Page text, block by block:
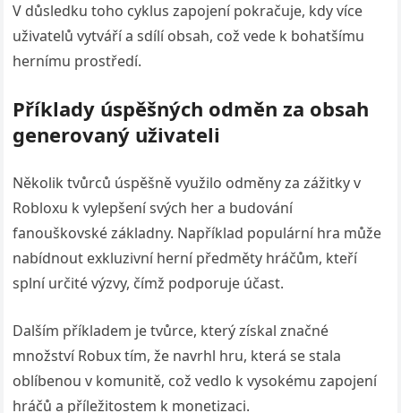
V důsledku toho cyklus zapojení pokračuje, kdy více
uživatelů vytváří a sdílí obsah, což vede k bohatšímu
hernímu prostředí.
Příklady úspěšných odměn za obsah
generovaný uživateli
Několik tvůrců úspěšně využilo odměny za zážitky v
Robloxu k vylepšení svých her a budování
fanouškovské základny. Například populární hra může
nabídnout exkluzivní herní předměty hráčům, kteří
splní určité výzvy, čímž podporuje účast.
Dalším příkladem je tvůrce, který získal značné
množství Robux tím, že navrhl hru, která se stala
oblíbenou v komunitě, což vedlo k vysokému zapojení
hráčů a příležitostem k monetizaci.